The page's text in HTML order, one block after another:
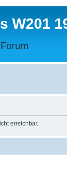
W201
erreichbar.